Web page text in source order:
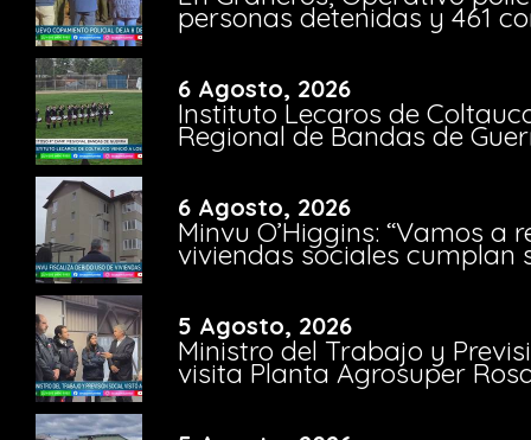
personas detenidas y 461
6 Agosto, 2026
Instituto Lecaros de
Regional de Bandas de
6 Agosto, 2026
Minvu O’Higgins: “Vamos a
viviendas sociales cumplan
5 Agosto, 2026
Ministro del Trabajo y
visita Planta Agrosuper